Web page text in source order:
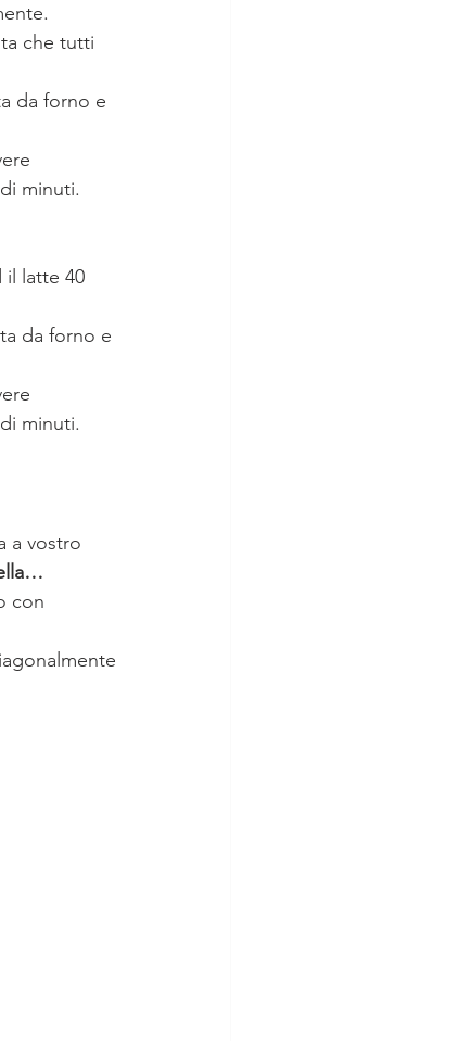
che tutti
da forno e
minuti.
il latte 40
da forno e
minuti.
a vostro
con